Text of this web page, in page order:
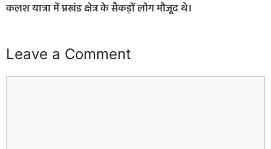
कलश यात्रा में प्रखंड क्षेत्र के सैकड़ों लोग मौजूद थे।
Leave a Comment